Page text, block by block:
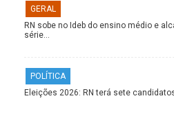
GERAL
RN sobe no Ideb do ensino médio e
série…
POLÍTICA
Eleições 2026: RN terá sete